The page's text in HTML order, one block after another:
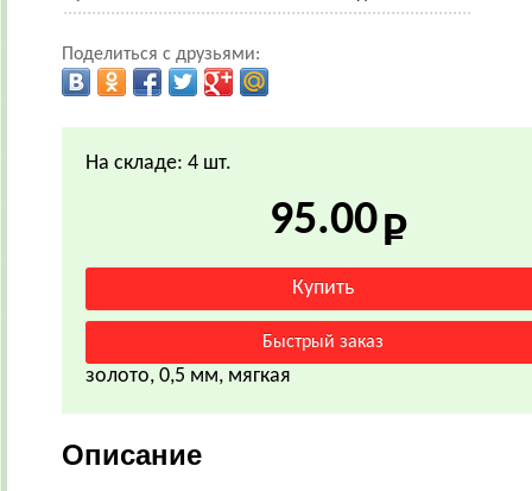
Поделиться с друзьями:
На складе: 4 шт.
95.00
золото, 0,5 мм, мягкая
Описание